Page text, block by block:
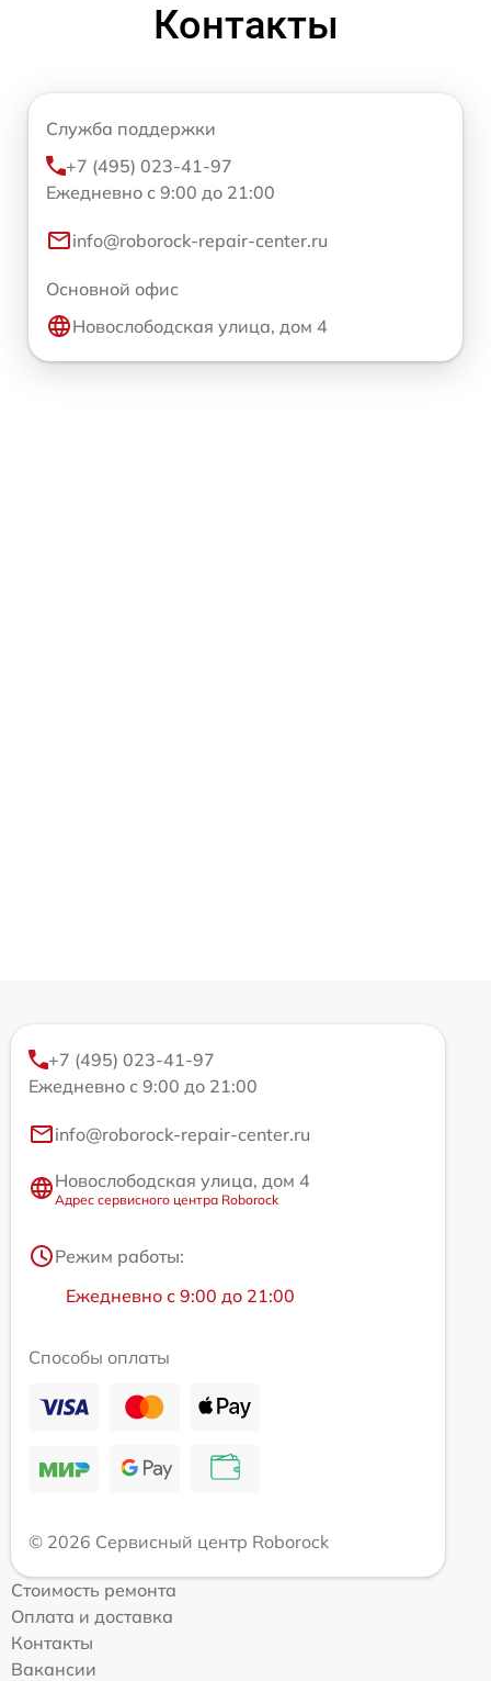
Контакты
Служба поддержки
+7 (495) 023-41-97
Ежедневно с 9:00 до 21:00
info@roborock-repair-center.ru
Основной офис
Новослободская улица, дом 4
+7 (495) 023-41-97
Ежедневно с 9:00 до 21:00
info@roborock-repair-center.ru
Новослободская улица, дом 4
Адрес сервисного центра Roborock
Режим работы:
Ежедневно с 9:00 до 21:00
Способы оплаты
© 2026 Сервисный центр Roborock
Стоимость ремонта
Оплата и доставка
Контакты
Вакансии